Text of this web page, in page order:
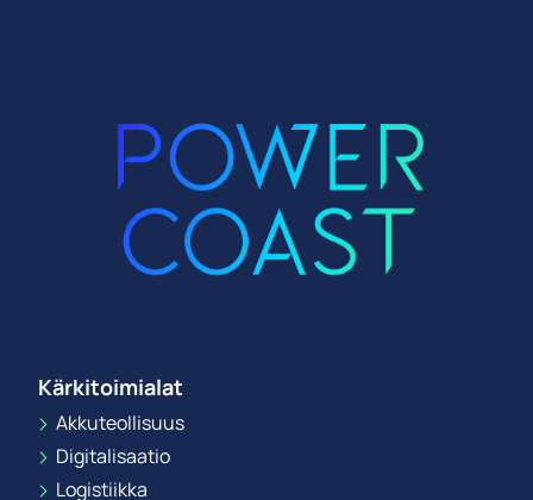
Kärkitoimialat
Akkuteollisuus
Digitalisaatio
Logistiikka